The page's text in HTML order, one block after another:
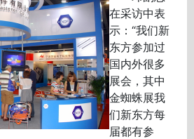
在采访中表
示：“我们新
东方参加过
国内外很多
展会，其中
金蜘蛛展我
们新东方每
届都有参